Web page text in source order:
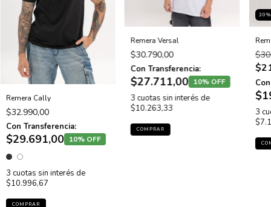
Remera Cally
$32.990,00
Con Transferencia:
$29.691,00 10% OFF
3 cuotas sin interés de
$10.996,67
COMPRAR
Remera Versal
$30.790,00
Con Transferencia:
$27.711,00 10% OFF
3 cuotas sin interés de
$10.263,33
COMPRAR
30
3